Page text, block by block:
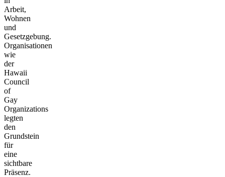
Arbeit,
Wohnen
und
Gesetzgebung.
Organisationen
wie
der
Hawaii
Council
of
Gay
Organizations
legten
den
Grundstein
für
eine
sichtbare
Präsenz.